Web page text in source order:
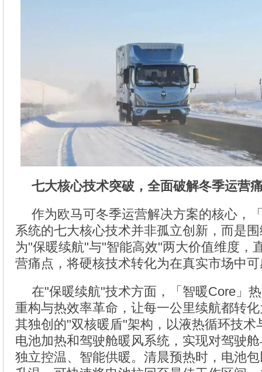
七大核心技术突破，全面破解冬季运营
作为欧马可冬季运营解决方案的核心，
系统的七大核心技术并非孤立创新，而是
为"保暖续航"与"智能高效"两大价值维度，
营痛点，将硬核技术转化为在真实市场中
在"保暖续航"技术方面，「智暖Core」
重构与热效率革命，让每一公里续航都转
其独创的"双核暖盾"架构，以液热循环技术
电池加热和驾驶舱暖风系统，实现对驾驶
独立控温、智能供暖。清晨预热时，电池